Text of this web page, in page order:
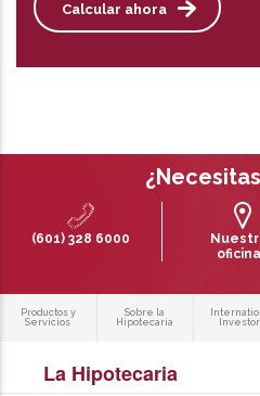
Calcular ahora
(601) 328 6000
Productos y
Servicios
Sobre la
Hipotecaria
La Hipotecaria